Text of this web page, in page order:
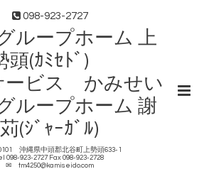
098-923-2727
ープホーム 上
頭(ｶﾐｾﾄﾞ)
ービス かみせい
ープホーム 謝
苅(ｼﾞｬｰｶﾞﾙ)
沖縄県中頭郡北谷町上勢頭633-1
098-923-2727 Fax 098-923-2728
✉ tm4250@kamiseido.com